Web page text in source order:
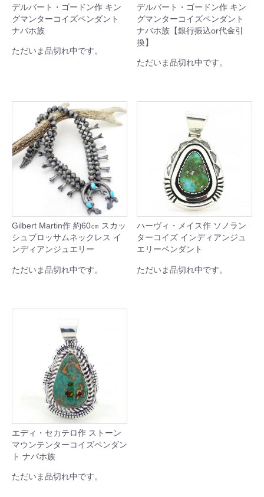
デルバート・ゴードン作 キン
グマンターコイズペンダント
ナバホ族
ただいま品切れ中です。
デルバート・ゴードン作 キン
グマンターコイズペンダント
ナバホ族【銀行振込or代金引
換】
ただいま品切れ中です。
Gilbert Martin作 約60㎝ スカッ
シュブロッサムネックレス イ
ンディアンジュエリー
ただいま品切れ中です。
ハーヴィ・メイス作 ソノラン
ターコイズ インディアンジュ
エリーペンダント
ただいま品切れ中です。
エディ・セカテロ作 ストーン
マウンテンターコイズペンダン
ト ナバホ族
ただいま品切れ中です。